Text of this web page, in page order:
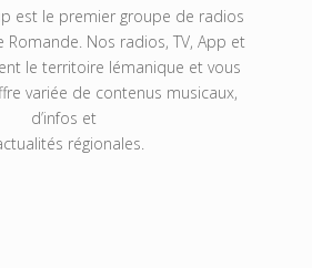
est le premier groupe de radios
Romande. Nos radios, TV, App et
le territoire lémanique et vous
variée de contenus musicaux,
d’infos et
régionales.